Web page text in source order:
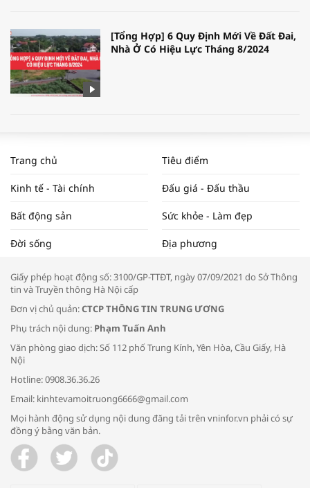
[Tổng Hợp] 6 Quy Định Mới Về Đất Đai,
Nhà Ở Có Hiệu Lực Tháng 8/2024
NAM NĂM 2024 VÀ NĂM 2025 | NHỊP
ĐẬP THỊ TRƯỜNG #62
Tọa đàm “Xúc tiến thương mại: Khơi
Bác sĩ tư vấn cách phòng tránh bệnh
đường hô hấp trong thời tiết giao mùa
Trao yêu thương cho em
Trang chủ Tiêu điểm
Kinh tế - Tài chính Đấu giá - Đấu thầu
Bất động sản Sức khỏe - Làm đẹp
Đời sống Địa phương
Giấy phép hoạt động số: 3100/GP-TTĐT, ngày 07/09/2021 do Sở Thông
tin và Truyền thông Hà Nội cấp
Đơn vị chủ quản:CTCP THÔNG TIN TRUNG ƯƠNG
Phụ trách nội dung: Phạm Tuấn Anh
Văn phòng giao dịch: Số 112 phố Trung Kính, Yên Hòa, Cầu Giấy, Hà
Nội
Hotline: 0908.36.36.26
Email: kinhtevamoitruong6666@gmail.com
Mọi hành động sử dụng nội dung đăng tải trên vninfor.vn phải có sự
đồng ý bằng văn bản.